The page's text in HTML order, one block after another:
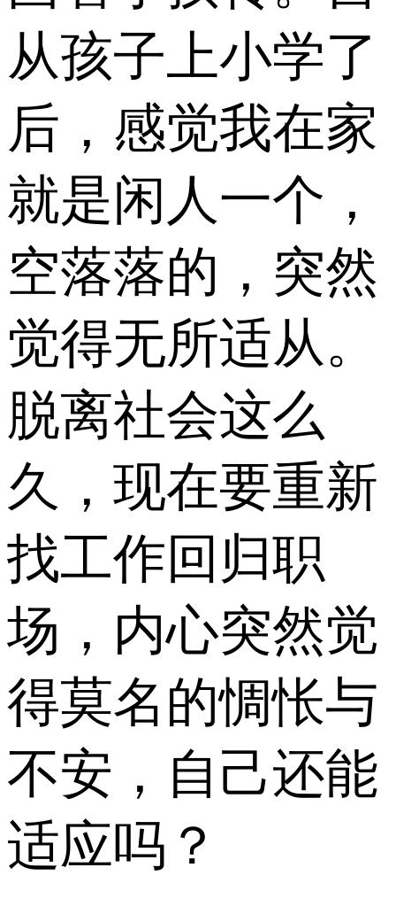
从孩子上小学了
后，感觉我在家
就是闲人一个，
空落落的，突然
觉得无所适从。
脱离社会这么
久，现在要重新
找工作回归职
场，内心突然觉
得莫名的惆怅与
不安，自己还能
适应吗？